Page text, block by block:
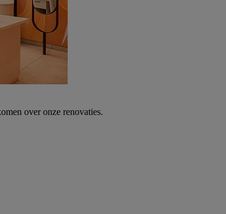
over onze renovaties.